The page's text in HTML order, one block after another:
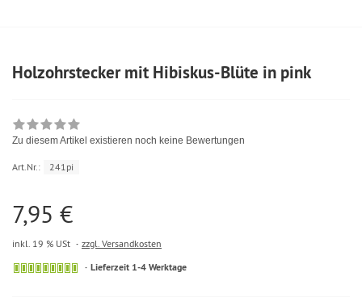
Holzohrstecker mit Hibiskus-Blüte in pink
Zu diesem Artikel existieren noch keine Bewertungen
Art.Nr.: 241pi
7,95 €
inkl. 19 % USt zzgl. Versandkosten
Lieferzeit 1-4 Werktage